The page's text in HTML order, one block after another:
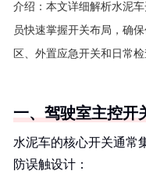
介绍： 本文详细解析水泥
员快速掌握开关布局，确
区、外置应急开关和日常检
一、驾驶室主控开
水泥车的核心开关通常
防误触设计：